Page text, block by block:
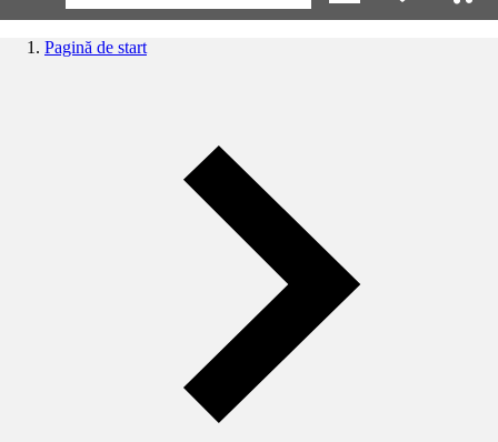
Pagină de start